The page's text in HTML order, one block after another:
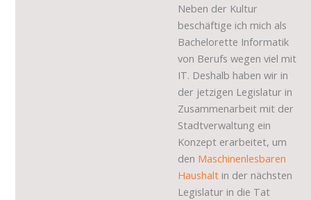
Neben der Kultur
beschäftige ich mich als
Bachelorette Informatik
von Berufs wegen viel mit
IT. Deshalb haben wir in
der jetzigen Legislatur in
Zusammenarbeit mit der
Stadtverwaltung ein
Konzept erarbeitet, um
den Maschinenlesbaren
Haushalt in der nächsten
Legislatur in die Tat